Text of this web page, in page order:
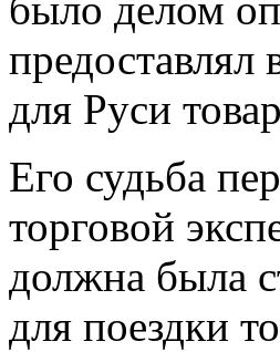
было делом
для Руси
Его судьба
торговой
должна была
для поездки